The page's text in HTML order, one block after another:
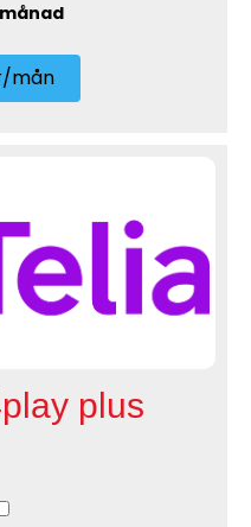
månad
mån
plus